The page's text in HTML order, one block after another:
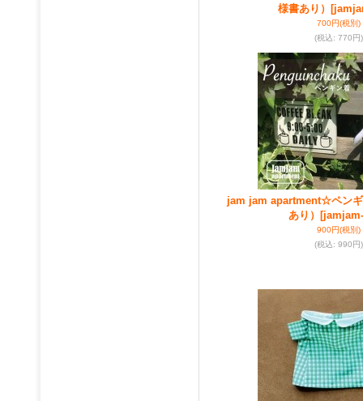
様書あり）
700円(税別)
(税込: 770円)
jam jam apartment☆ペンギ
あり）
900円(税別)
(税込: 990円)